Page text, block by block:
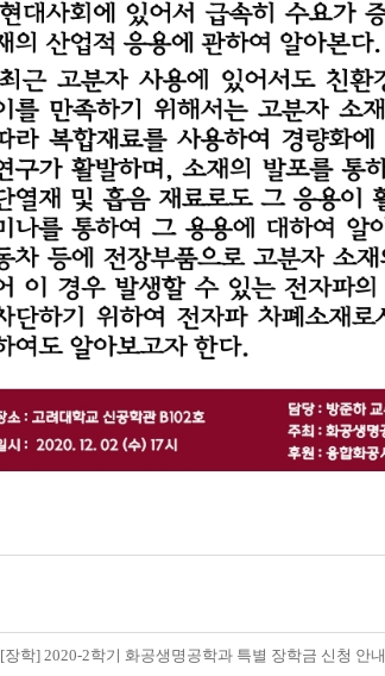
[장학] 2020-2학기 화공생명공학과 특별 장학금 신청 안내